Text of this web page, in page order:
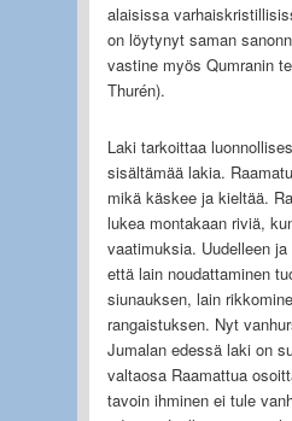
alaisissa
on löytynyt saman
vastine myös Qumranin
Thurén).
Laki tarkoittaa
sisältämää lakia.
mikä käskee ja kieltää.
lukea montakaan riviä,
vaatimuksia. Uudelleen
että lain noudattaminen
siunauksen, lain
rangaistuksen. Nyt
Jumalan edessä laki on
valtaosa Raamattua
tavoin ihminen ei tule